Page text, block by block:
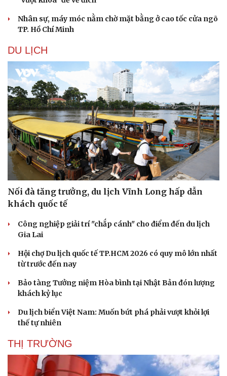
Sức khỏe
Dinh dưỡng - món ngon
Sản phụ khoa
Nhi khoa
Làm đẹp - giảm cân
Phòng mạch online
Ăn sạch sống khỏe
Đời sống
Tình yêu - Gia đình
Nhân sự, máy móc nằm chờ mặt bằng ở cao tốc cửa ngõ
TP. Hồ Chí Minh
DU LỊCH
Nối đà tăng trưởng, du lịch Vĩnh Long hấp dẫn
khách quốc tế
Công nghiệp giải trí "chắp cánh" cho điểm đến du lịch
Gia Lai
Hội chợ Du lịch quốc tế TP.HCM 2026 có quy mô lớn nhất
từ trước đến nay
Bảo tàng Tưởng niệm Hòa bình tại Nhật Bản đón lượng
khách kỷ lục
Du lịch biển Việt Nam: Muốn bứt phá phải vượt khỏi lợi
thế tự nhiên
THỊ TRƯỜNG